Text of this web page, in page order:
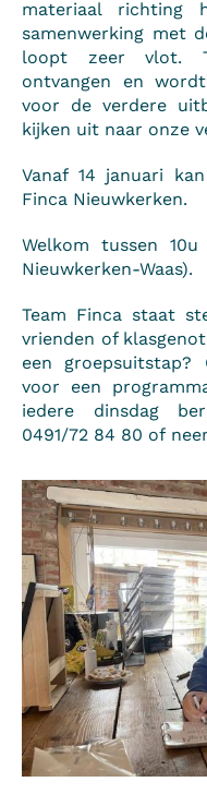
materiaal richting
samenwerking met
loopt zeer vlot.
ontvangen en
voor de verdere
kijken uit naar onze
Vanaf 14 januari
Finca Nieuwkerken.
Welkom tussen
Nieuwkerken-Waas).
Team Finca staat
vrienden of
een
voor een
iedere dinsdag
0491/72 84 80 of